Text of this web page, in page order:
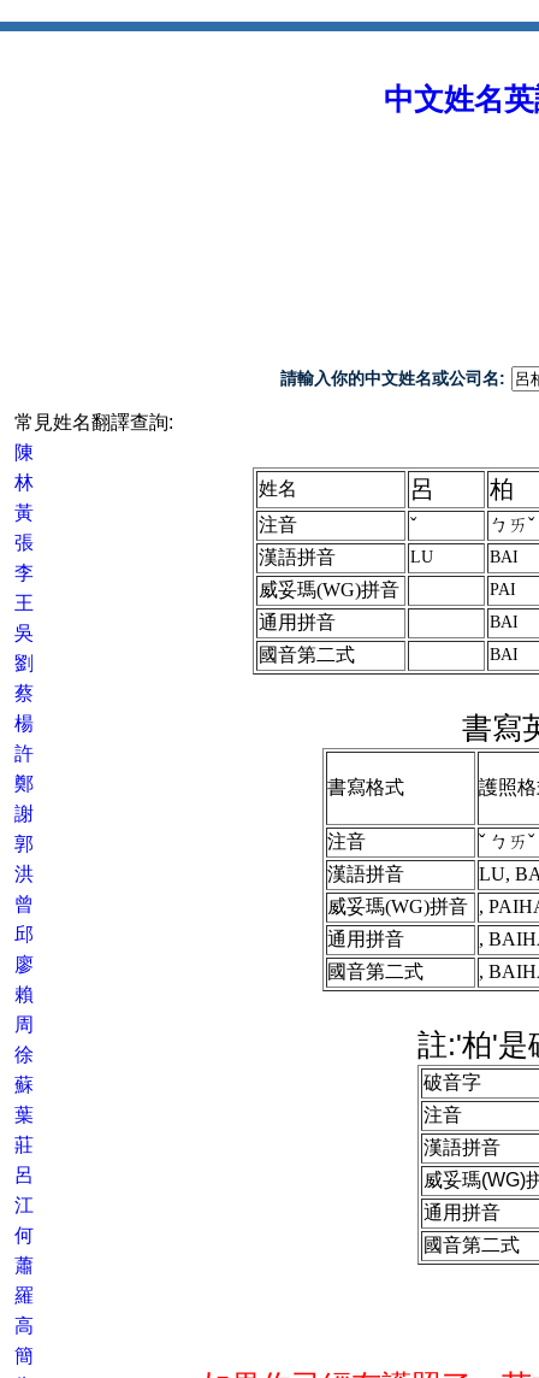
中文姓名
常見姓名翻譯查詢:
陳
林
黃
張
李
王
吳
劉
蔡
楊
許
鄭
謝
郭
洪
曾
邱
廖
賴
周
徐
蘇
葉
莊
呂
江
何
蕭
羅
高
簡
請輸入你的中文姓名或公司名:
姓名 呂 柏
注音 ˇ
ㄅㄞˇ
漢語拼音
LU BAI
威妥瑪(WG)拼音 PAI
通用拼音 BAI
國音第二式 BAI
書寫
書寫格式 護照
注音
ˇ ㄅㄞ
漢語拼音
LU,
威妥瑪(WG)拼音 ,
通用拼音
,
國音第二式
,
註:'柏'是
破音字
注音
漢語拼音
威妥瑪(WG)
通用拼音
國音第二式